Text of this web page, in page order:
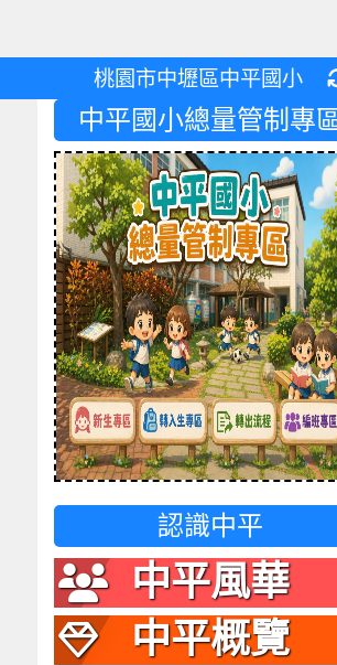
桃園市中壢區中平國小
中平國小總量管制專
認識中平
中平風華
中平概覽